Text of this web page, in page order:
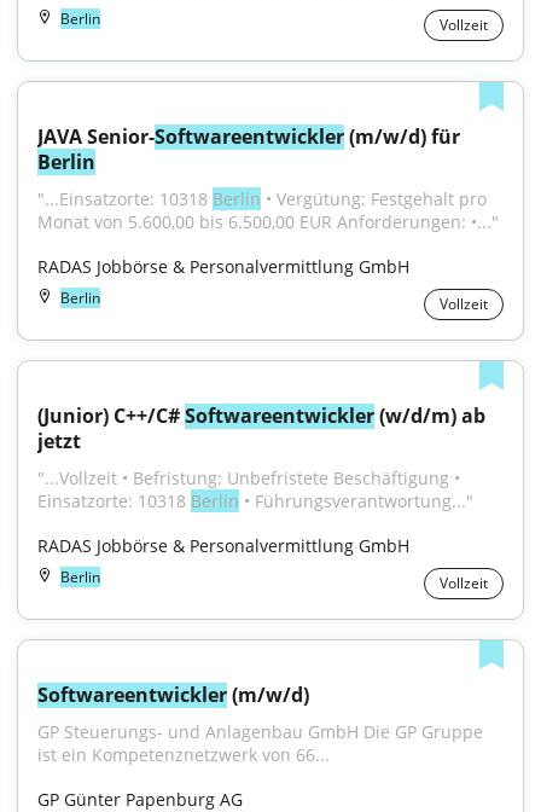
Berlin Vollzeit
JAVA Senior-Softwareentwickler
Berlin
"...Einsatzorte: 10318 Berlin • Vergütung: Festgehalt pro
Monat von 5.600,00 bis 6.500,00 EUR Anforderungen: •..."
RADAS Jobbörse & Personalvermittlung GmbH
Berlin Vollzeit
(Junior) C++/C# Softwareentwickler (w/d/m) ab
jetzt
"...Vollzeit • Befristung: Unbefristete Beschäftigung •
Einsatzorte: 10318 Berlin • Führungsverantwortung..."
RADAS Jobbörse & Personalvermittlung GmbH
Berlin Vollzeit
Softwareentwickler (m/w/d)
GP Steuerungs- und Anlagenbau GmbH Die GP Gruppe
ist ein Kompetenznetzwerk von 66...
GP Günter Papenburg AG